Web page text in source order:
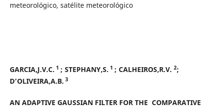
meteorológico, satélite meteorológico
GARCIA,J.V.C. 1 ; STEPHANY,S. 1 ; CALHEIROS,R.V. 2;
D’OLIVEIRA,A.B. 3
AN ADAPTIVE GAUSSIAN FILTER FOR THE COMPARATIVE